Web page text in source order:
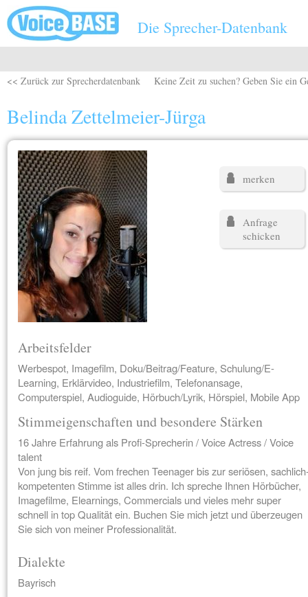
Direkt zum Inhalt
Die Sprecher-Datenbank
<< Zurück zur Sprecherdatenbank Keine Zeit zu suchen? Geben Sie ein
Belinda Zettelmeier-Jürga
merken
Anfrage
schicken
Arbeitsfelder
Werbespot, Imagefilm, Doku/Beitrag/Feature, Schulung/E-
Learning, Erklärvideo, Industriefilm, Telefonansage,
Computerspiel, Audioguide, Hörbuch/Lyrik, Hörspiel, Mobile App
Stimmeigenschaften und besondere Stärken
16 Jahre Erfahrung als Profi-Sprecherin / Voice Actress / Voice
talent
Von jung bis reif. Vom frechen Teenager bis zur seriösen,
kompetenten Stimme ist alles drin. Ich spreche Ihnen Hörbücher,
Imagefilme, Elearnings, Commercials und vieles mehr super
schnell in top Qualität ein. Buchen Sie mich jetzt und überzeugen
Sie sich von meiner Professionalität.
Dialekte
Bayrisch